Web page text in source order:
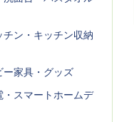
チン・キッチン収納
家具・グッズ
・スマートホームデ